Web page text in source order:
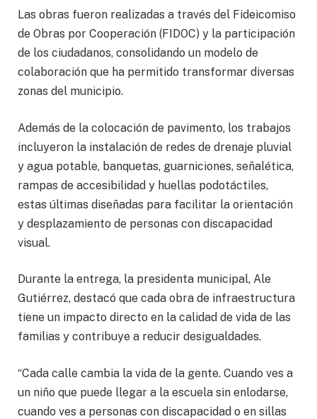
Las obras fueron realizadas a través del Fideicomiso
de Obras por Cooperación (FIDOC) y la participación
de los ciudadanos, consolidando un modelo de
colaboración que ha permitido transformar diversas
zonas del municipio.
Además de la colocación de pavimento, los trabajos
incluyeron la instalación de redes de drenaje pluvial
y agua potable, banquetas, guarniciones, señalética,
rampas de accesibilidad y huellas podotáctiles,
estas últimas diseñadas para facilitar la orientación
y desplazamiento de personas con discapacidad
visual.
Durante la entrega, la presidenta municipal, Ale
Gutiérrez, destacó que cada obra de infraestructura
tiene un impacto directo en la calidad de vida de las
familias y contribuye a reducir desigualdades.
“Cada calle cambia la vida de la gente. Cuando ves a
un niño que puede llegar a la escuela sin enlodarse,
cuando ves a personas con discapacidad o en sillas